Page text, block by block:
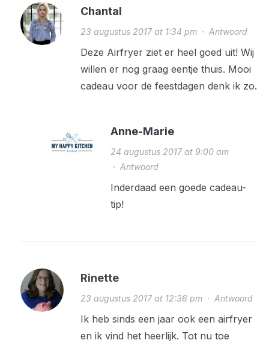
Chantal
23 augustus 2017 at 1:34 pm· Antwoord
Deze Airfryer ziet er heel goed uit! Wij
willen er nog graag eentje thuis. Mooi
cadeau voor de feestdagen denk ik zo.
Anne-Marie
24 augustus 2017 at 9:00 am
· Antwoord
Inderdaad een goede cadeau-
tip!
Rinette
23 augustus 2017 at 12:36 pm· Antwoord
Ik heb sinds een jaar ook een airfryer
en ik vind het heerlijk. Tot nu toe